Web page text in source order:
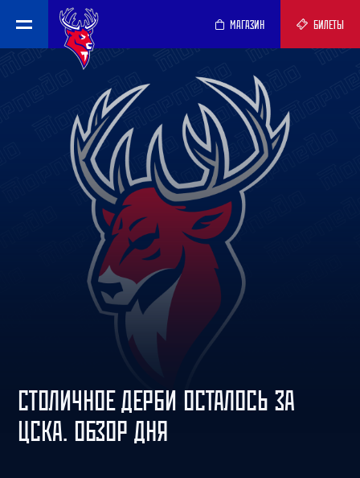
МАГАЗИН БИЛЕТЫ
СТОЛИЧНОЕ ДЕРБИ ОСТАЛОСЬ ЗА
ЦСКА. ОБЗОР ДНЯ